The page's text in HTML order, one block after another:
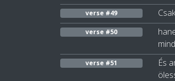
verse #49
verse #50
verse #51
És